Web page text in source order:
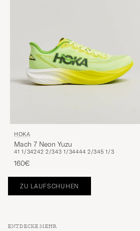
HOKA
Mach 7 Neon Yuzu
41 1/34242 2/343 1/34444 2/345 1/3
160€
ZU LAUFSCHUHEN
ENTDECKE MEHR